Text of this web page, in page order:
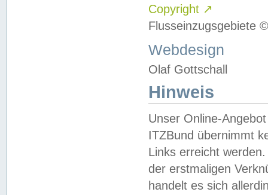
Copyright ↗
Flusseinzugsgebiete
Webdesign
Olaf Gottschall
Hinweis
Unser Online-
ITZBund übernimmt
Links erreicht
der erstmaligen
handelt es sich